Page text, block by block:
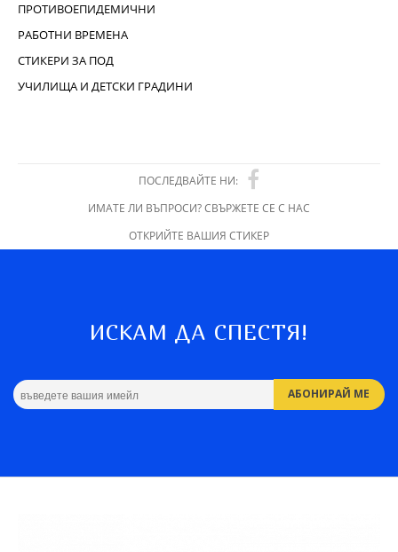
ПРОТИВОЕПИДЕМИЧНИ
РАБОТНИ ВРЕМЕНА
СТИКЕРИ ЗА ПОД
УЧИЛИЩА И ДЕТСКИ ГРАДИНИ
ПОСЛЕДВАЙТЕ НИ:
ИМАТЕ ЛИ ВЪПРОСИ? СВЪРЖЕТЕ СЕ С НАС
ОТКРИЙТЕ ВАШИЯ СТИКЕР
ИСКАМ ДА СПЕСТЯ!